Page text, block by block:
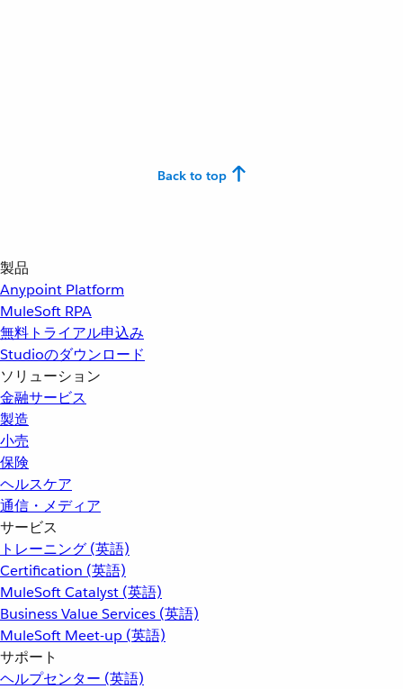
Back to top
製品
Anypoint Platform
MuleSoft RPA
無料トライアル申込み
Studioのダウンロード
ソリューション
金融サービス
製造
小売
保険
ヘルスケア
通信・メディア
サービス
トレーニング (英語)
Certification (英語)
MuleSoft Catalyst (英語)
Business Value Services (英語)
MuleSoft Meet-up (英語)
サポート
ヘルプセンター (英語)